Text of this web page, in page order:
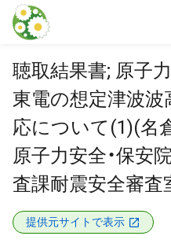
本文に飛ぶ
聴取結果書; 原子
東電の想定津波
応について(1)(名
原子力安全・保安
査課耐震安全審査
提供元サイトで表示